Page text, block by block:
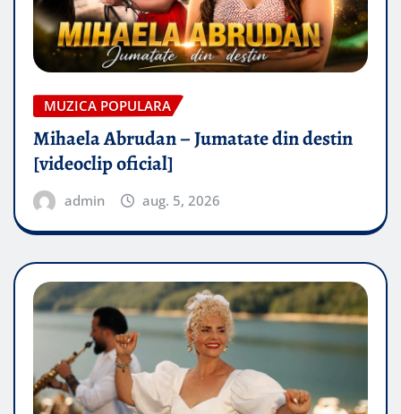
MUZICA POPULARA
Mihaela Abrudan – Jumatate din destin
[videoclip oficial]
admin aug. 5, 2026